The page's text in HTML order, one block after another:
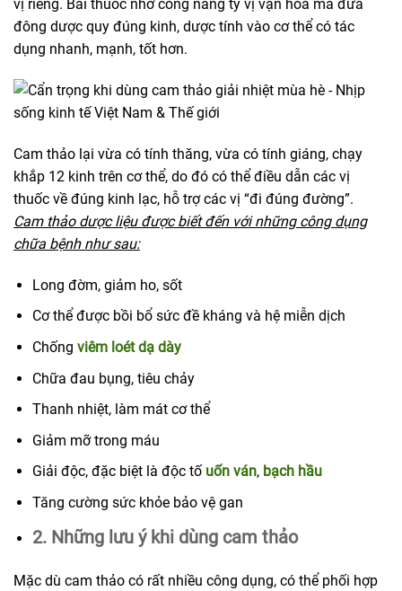
vị riêng. Bài thuốc nhờ công năng tỳ vị vận hóa mà đưa
đông dược quy đúng kinh, dược tính vào cơ thể có tác
dụng nhanh, mạnh, tốt hơn.
Cam thảo lại vừa có tính thăng, vừa có tính giáng, chạy
khắp 12 kinh trên cơ thể, do đó có thể điều dẫn các vị
thuốc về đúng kinh lạc, hỗ trợ các vị “đi đúng đường”.
Cam thảo dược liệu được biết đến với những công dụng
chữa bệnh như sau:
Long đờm, giảm ho, sốt
Cơ thể được bồi bổ sức đề kháng và hệ miễn dịch
Chống viêm loét dạ dày
Chữa đau bụng, tiêu chảy
Thanh nhiệt, làm mát cơ thể
Giảm mỡ trong máu
Giải độc, đặc biệt là độc tố uốn ván, bạch hầu
Tăng cường sức khỏe bảo vệ gan
2. Nhữnglưu ý khi dùng cam thảo
Mặc dù cam thảo có rất nhiều công dụng, có thể phối hợp